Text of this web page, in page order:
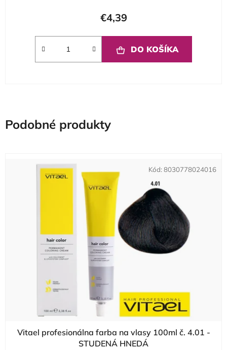
€4,39
DO KOŠÍKA
Podobné produkty
Vitael profesionálna farba na vlasy 100ml č. 4.01 -
STUDENÁ HNEDÁ
Kód: 8030778024016